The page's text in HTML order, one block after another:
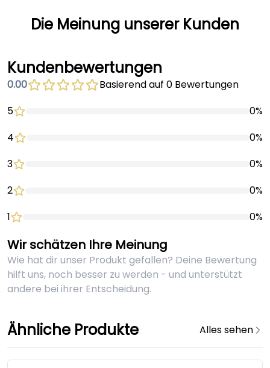
Die Meinung unserer Kunden
Kundenbewertungen
0.00
Basierend auf 0 Bewertungen
5
0%
4
0%
3
0%
2
0%
1
0%
Wir schätzen Ihre Meinung
Wie hat dir unser Produkt gefallen? Deine Bewertung
hilft uns, noch besser zu werden - und unterstützt
andere bei ihrer Entscheidung.
Ähnliche Produkte Alles sehen